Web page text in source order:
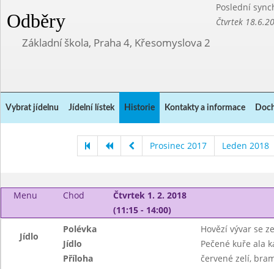
Odběry
Poslední
Čtvrtek
Základní škola, Praha 4, Křesomyslova 2
Vybrat jídelnu Jídelní lístek Historie Kontakty a informace
Prosinec 2017 Leden 2018
Menu Chod
Čtvrtek 1. 2. 2018
(11:15 - 14:00)
Jídlo
Polévka
Hovězí vývar se
Jídlo
Pečené kuře ala
Příloha
červené zelí,